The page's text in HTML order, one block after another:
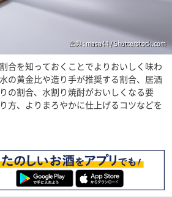
出典 : masa44 / Shutterstock.com
合を知っておくことでよりおいしく味わ
の黄金比や造り手が推奨する割合、居酒
の割合、水割り焼酎がおいしくなる要
方、よりまろやかに仕上げるコツなどを